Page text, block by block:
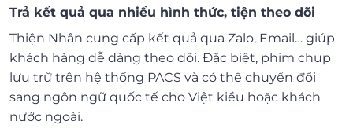
Trả kết quả qua nhiều hình thức, tiện theo dõi
Thiện Nhân cung cấp kết quả qua Zalo, Email… giúp
khách hàng dễ dàng theo dõi. Đặc biệt, phim chụp
lưu trữ trên hệ thống PACS và có thể chuyển đổi
sang ngôn ngữ quốc tế cho Việt kiều hoặc khách
nước ngoài.